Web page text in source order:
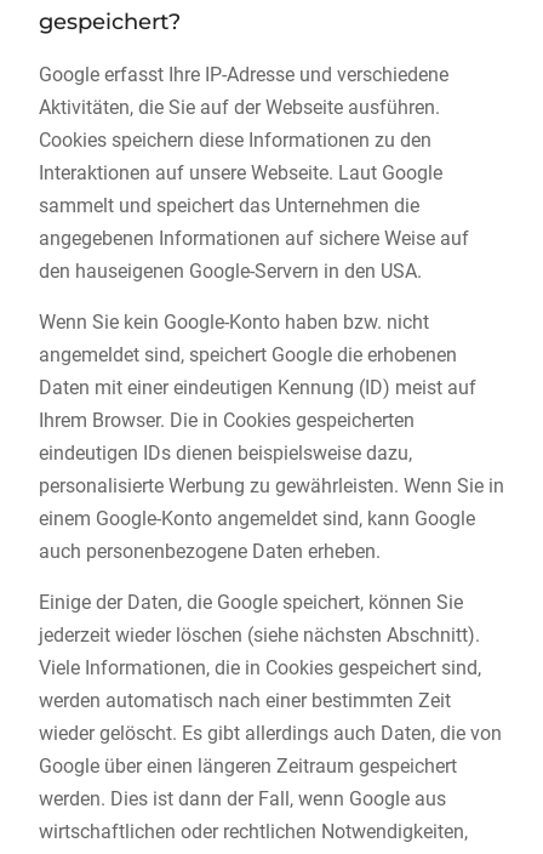
gespeichert?
Google erfasst Ihre IP-Adresse und verschiedene
Aktivitäten, die Sie auf der Webseite ausführen.
Cookies speichern diese Informationen zu den
Interaktionen auf unsere Webseite. Laut Google
sammelt und speichert das Unternehmen die
angegebenen Informationen auf sichere Weise auf
den hauseigenen Google-Servern in den USA.
Wenn Sie kein Google-Konto haben bzw. nicht
angemeldet sind, speichert Google die erhobenen
Daten mit einer eindeutigen Kennung (ID) meist auf
Ihrem Browser. Die in Cookies gespeicherten
eindeutigen IDs dienen beispielsweise dazu,
personalisierte Werbung zu gewährleisten. Wenn Sie in
einem Google-Konto angemeldet sind, kann Google
auch personenbezogene Daten erheben.
Einige der Daten, die Google speichert, können Sie
jederzeit wieder löschen (siehe nächsten Abschnitt).
Viele Informationen, die in Cookies gespeichert sind,
werden automatisch nach einer bestimmten Zeit
wieder gelöscht. Es gibt allerdings auch Daten, die von
Google über einen längeren Zeitraum gespeichert
werden. Dies ist dann der Fall, wenn Google aus
wirtschaftlichen oder rechtlichen Notwendigkeiten,